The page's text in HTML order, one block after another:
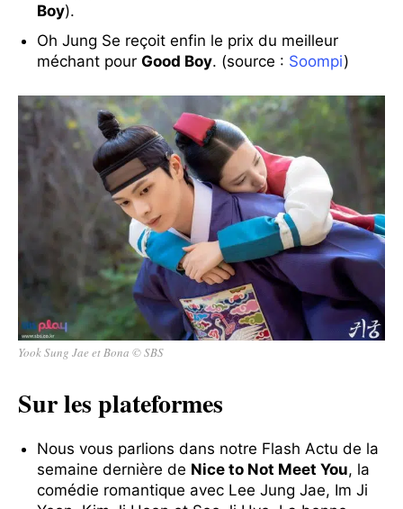
Boy).
Oh Jung Se reçoit enfin le prix du meilleur
méchant pour Good Boy. (source : Soompi)
Yook Sung Jae et Bona © SBS
Sur les plateformes
Nous vous parlions dans notre Flash Actu de la
semaine dernière de Nice to Not Meet You, la
comédie romantique avec Lee Jung Jae, Im Ji